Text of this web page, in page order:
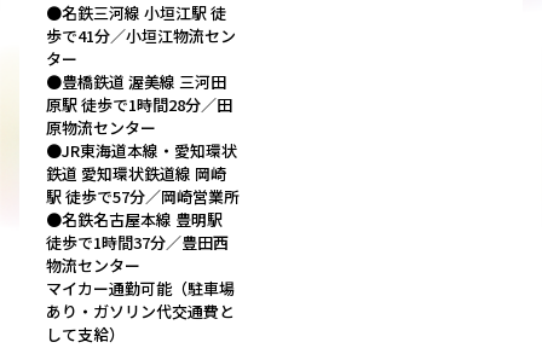
●名鉄三河線 小垣江駅 徒
歩で41分／小垣江物流セン
ター
●豊橋鉄道 渥美線 三河田
原駅 徒歩で1時間28分／田
原物流センター
●JR東海道本線・愛知環状
鉄道 愛知環状鉄道線 岡崎
駅 徒歩で57分／岡崎営業所
●名鉄名古屋本線 豊明駅
徒歩で1時間37分／豊田西
物流センター
マイカー通勤可能（駐車場
あり・ガソリン代交通費と
して支給）